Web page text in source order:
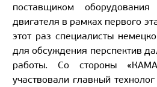
поставщиком
двигателя в рамках первого
этот раз специалисты
для обсуждения перспектив
работы. Со стороны
участвовали главный